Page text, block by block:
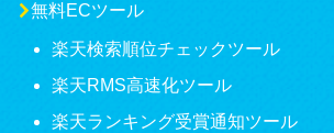
無料ECツール
楽天検索順位チェックツール
楽天RMS高速化ツール
楽天ランキング受賞通知ツール